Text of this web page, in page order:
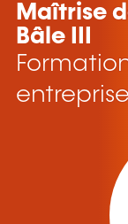
Maîtrise
Bâle III
entreprise